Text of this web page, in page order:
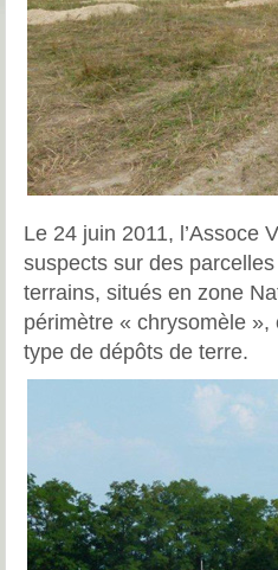
Le 24 juin 2011, l’Assoce
suspects sur des
terrains, situés en zone
périmètre « chrysomèle »,
type de dépôts de terre.